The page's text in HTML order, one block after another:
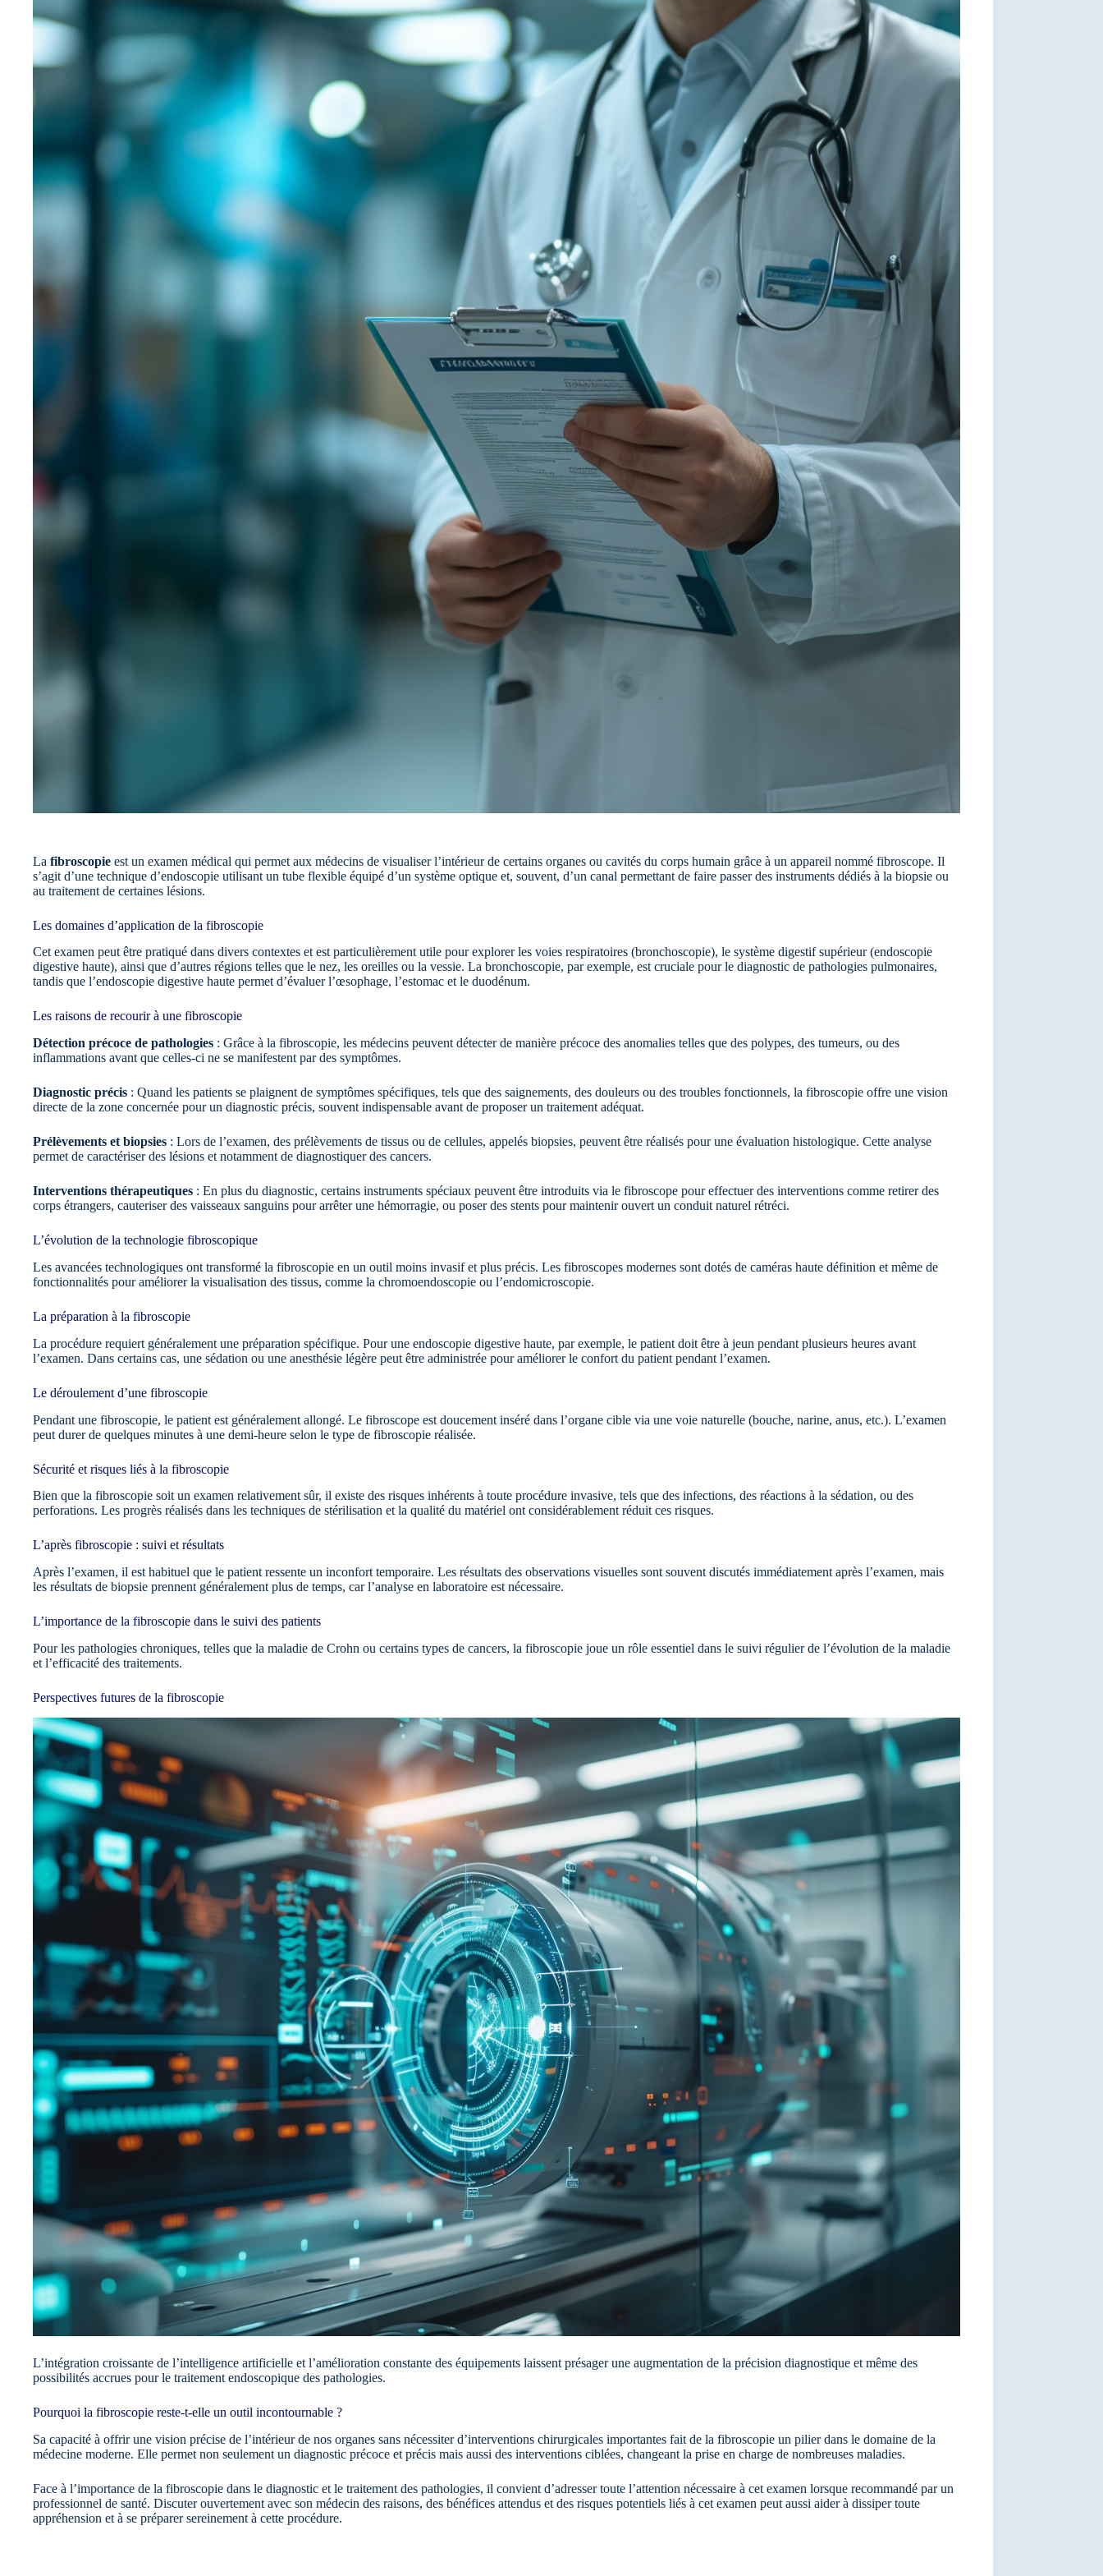
La fibroscopie est un examen médical qui permet aux médecins de visualiser l’intérieur de certains organes ou cavités du corps humain grâce à un appareil nommé fibroscope. Il
s’agit d’une technique d’endoscopie utilisant un tube flexible équipé d’un système optique et, souvent, d’un canal permettant de faire passer des instruments dédiés à la biopsie ou
au traitement de certaines lésions.
Les domaines d’application de la fibroscopie
Cet examen peut être pratiqué dans divers contextes et est particulièrement utile pour explorer les voies respiratoires (bronchoscopie), le système digestif supérieur (endoscopie
digestive haute), ainsi que d’autres régions telles que le nez, les oreilles ou la vessie. La bronchoscopie, par exemple, est cruciale pour le diagnostic de pathologies pulmonaires,
tandis que l’endoscopie digestive haute permet d’évaluer l’œsophage, l’estomac et le duodénum.
Les raisons de recourir à une fibroscopie
Détection précoce de pathologies : Grâce à la fibroscopie, les médecins peuvent détecter de manière précoce des anomalies telles que des polypes, des tumeurs, ou des
inflammations avant que celles-ci ne se manifestent par des symptômes.
Diagnostic précis : Quand les patients se plaignent de symptômes spécifiques, tels que des saignements, des douleurs ou des troubles fonctionnels, la fibroscopie offre une vision
directe de la zone concernée pour un diagnostic précis, souvent indispensable avant de proposer un traitement adéquat.
Prélèvements et biopsies : Lors de l’examen, des prélèvements de tissus ou de cellules, appelés biopsies, peuvent être réalisés pour une évaluation histologique. Cette analyse
permet de caractériser des lésions et notamment de diagnostiquer des cancers.
Interventions thérapeutiques : En plus du diagnostic, certains instruments spéciaux peuvent être introduits via le fibroscope pour effectuer des interventions comme retirer des
corps étrangers, cauteriser des vaisseaux sanguins pour arrêter une hémorragie, ou poser des stents pour maintenir ouvert un conduit naturel rétréci.
L’évolution de la technologie fibroscopique
Les avancées technologiques ont transformé la fibroscopie en un outil moins invasif et plus précis. Les fibroscopes modernes sont dotés de caméras haute définition et même de
fonctionnalités pour améliorer la visualisation des tissus, comme la chromoendoscopie ou l’endomicroscopie.
La préparation à la fibroscopie
La procédure requiert généralement une préparation spécifique. Pour une endoscopie digestive haute, par exemple, le patient doit être à jeun pendant plusieurs heures avant
l’examen. Dans certains cas, une sédation ou une anesthésie légère peut être administrée pour améliorer le confort du patient pendant l’examen.
Le déroulement d’une fibroscopie
Pendant une fibroscopie, le patient est généralement allongé. Le fibroscope est doucement inséré dans l’organe cible via une voie naturelle (bouche, narine, anus, etc.). L’examen
peut durer de quelques minutes à une demi-heure selon le type de fibroscopie réalisée.
Sécurité et risques liés à la fibroscopie
Bien que la fibroscopie soit un examen relativement sûr, il existe des risques inhérents à toute procédure invasive, tels que des infections, des réactions à la sédation, ou des
perforations. Les progrès réalisés dans les techniques de stérilisation et la qualité du matériel ont considérablement réduit ces risques.
L’après fibroscopie : suivi et résultats
Après l’examen, il est habituel que le patient ressente un inconfort temporaire. Les résultats des observations visuelles sont souvent discutés immédiatement après l’examen, mais
les résultats de biopsie prennent généralement plus de temps, car l’analyse en laboratoire est nécessaire.
L’importance de la fibroscopie dans le suivi des patients
Pour les pathologies chroniques, telles que la maladie de Crohn ou certains types de cancers, la fibroscopie joue un rôle essentiel dans le suivi régulier de l’évolution de la maladie
et l’efficacité des traitements.
Perspectives futures de la fibroscopie
L’intégration croissante de l’intelligence artificielle et l’amélioration constante des équipements laissent présager une augmentation de la précision diagnostique et même des
possibilités accrues pour le traitement endoscopique des pathologies.
Pourquoi la fibroscopie reste-t-elle un outil incontournable ?
Sa capacité à offrir une vision précise de l’intérieur de nos organes sans nécessiter d’interventions chirurgicales importantes fait de la fibroscopie un pilier dans le domaine de la
médecine moderne. Elle permet non seulement un diagnostic précoce et précis mais aussi des interventions ciblées, changeant la prise en charge de nombreuses maladies.
Face à l’importance de la fibroscopie dans le diagnostic et le traitement des pathologies, il convient d’adresser toute l’attention nécessaire à cet examen lorsque recommandé par un
professionnel de santé. Discuter ouvertement avec son médecin des raisons, des bénéfices attendus et des risques potentiels liés à cet examen peut aussi aider à dissiper toute
appréhension et à se préparer sereinement à cette procédure.